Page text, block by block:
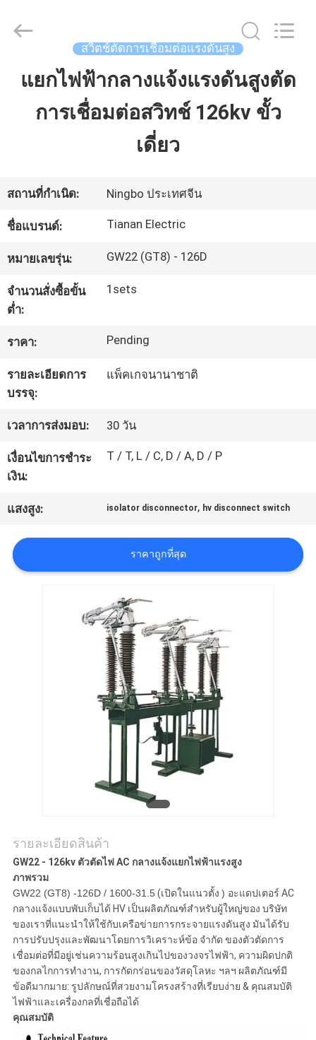
บ้าน
แสดง
VR
เกี่ยว
กับ
ทัวร์
โรงงาน
ควบคุม
คุณภาพ
ติดต่อ
แผนผัง
เว็บไซต์
PRIVACY
POLICY
(Group)
Co.,Ltd..
สวิตช์ตัดการเชื่อมต่อแรงดันสูง
แยกไฟฟ้ากลางแจ้งแรงดันสูงตัด
การเชื่อมต่อสวิทช์ 126kv ขั้ว
เดี่ยว
สถานที่กำเนิด: Ningbo ประเทศจีน
ชื่อแบรนด์: Tianan Electric
หมายเลขรุ่น: GW22 (GT8) - 126D
จำนวนสั่งซื้อขั้น
ต่ำ:
1sets
ราคา: Pending
รายละเอียดการ
บรรจุ:
แพ็คเกจนานาชาติ
เวลาการส่งมอบ: 30 วัน
เงื่อนไขการชำระ
เงิน:
T / T, L / C, D / A, D / P
แสงสูง: isolator disconnector, hv disconnect switch
ราคาถูกที่สุด
รายละเอียดสินค้า
GW22 - 126kv ตัวตัดไฟ AC กลางแจ้งแยกไฟฟ้าแรงสูง
ภาพรวม
GW22 (GT8) -126D / 1600-31.5 (เปิดในแนวตั้ง ) อะแดปเตอร์ AC
กลางแจ้งแบบพับเก็บได้ HV เป็นผลิตภัณฑ์สำหรับผู้ใหญ่ของ บริษัท
ของเราที่แนะนำให้ใช้กับเครือข่ายการกระจายแรงดันสูง มันได้รับ
การปรับปรุงและพัฒนาโดยการวิเคราะห์ข้อ จำกัด ของตัวตัดการ
เชื่อมต่อที่มีอยู่เช่นความร้อนสูงเกินไปของวงจรไฟฟ้า, ความผิดปกติ
ของกลไกการทำงาน, การกัดกร่อนของวัสดุโลหะ ฯลฯ ผลิตภัณฑ์มี
ข้อดีมากมาย: รูปลักษณ์ที่สวยงามโครงสร้างที่เรียบง่าย & คุณสมบัติ
ไฟฟ้าและเครื่องกลที่เชื่อถือได้
คุณสมบัติ